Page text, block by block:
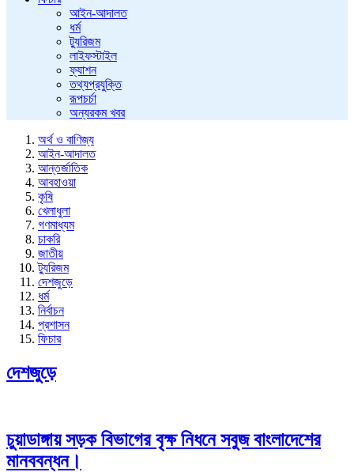
আইন-আদালত
ধর্ম
ট্যুরিজম
লাইফস্টাইল
ফ্যাশন
তথ্যপ্রযুক্তি
রূপচর্চা
অন্যরকম খবর
অর্থ ও বাণিজ্য
আইন-আদালত
আন্তর্জাতিক
আবহাওয়া
কৃষি
খেলাধুলা
গণমাধ্যম
চাকরি
জাতীয়
ট্যুরিজম
দেশজুড়ে
ধর্ম
নির্বাচন
প্রশাসন
ফিচার
দেশজুড়ে
চুয়াডাঙ্গায় সড়ক বিভাগের বৃক্ষ নিধনে সবুজ বাংলাদেশের
মানববন্ধন।